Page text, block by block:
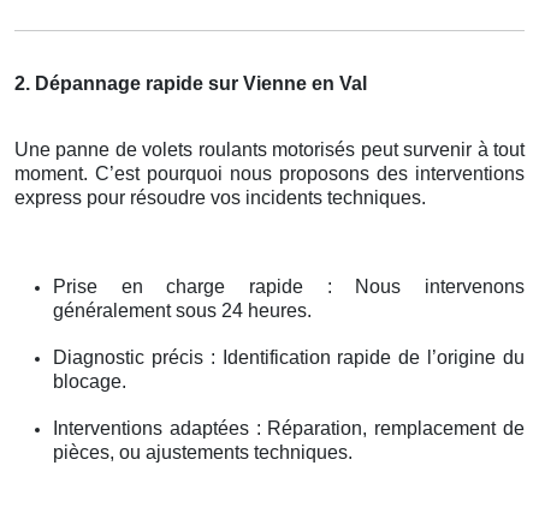
2. Dépannage rapide sur Vienne en Val
Une panne de volets roulants motorisés peut survenir à tout
moment. C’est pourquoi nous proposons des interventions
express pour résoudre vos incidents techniques.
Prise en charge rapide : Nous intervenons
généralement sous 24 heures.
Diagnostic précis : Identification rapide de l’origine du
blocage.
Interventions adaptées : Réparation, remplacement de
pièces, ou ajustements techniques.